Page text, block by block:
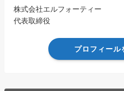
株式会社エルフォーティー
代表取締役
プロフィール